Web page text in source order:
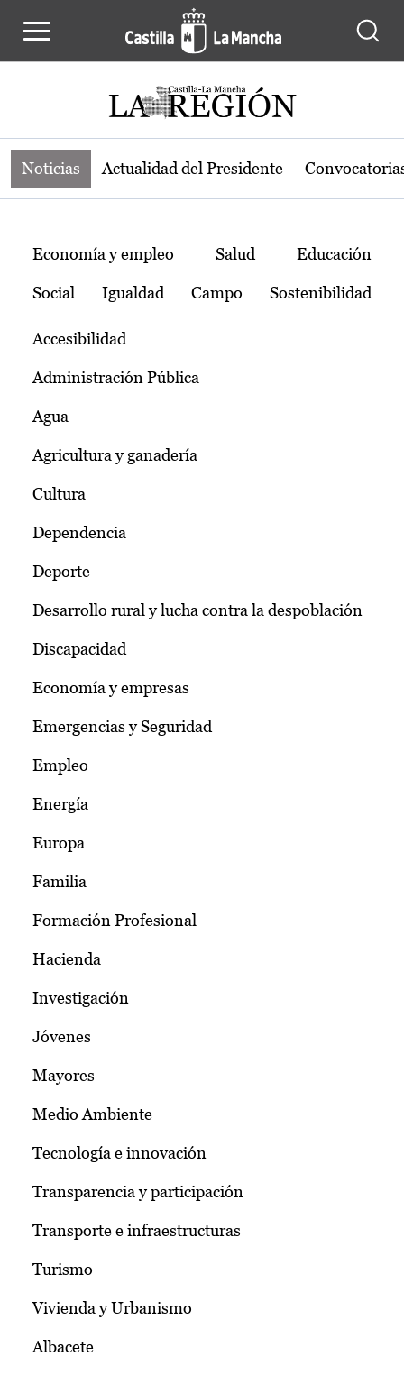
Noticias de la región de Castilla-La
Noticias Actualidad del Presidente
Temas
Economía y empleo Salud Educación
Social Igualdad Campo Sostenibilidad
Accesibilidad
Administración Pública
Agua
Agricultura y ganadería
Cultura
Dependencia
Deporte
Desarrollo rural y lucha contra la despoblación
Discapacidad
Economía y empresas
Emergencias y Seguridad
Empleo
Energía
Europa
Familia
Formación Profesional
Hacienda
Investigación
Jóvenes
Mayores
Medio Ambiente
Tecnología e innovación
Transparencia y participación
Transporte e infraestructuras
Turismo
Vivienda y Urbanismo
Albacete